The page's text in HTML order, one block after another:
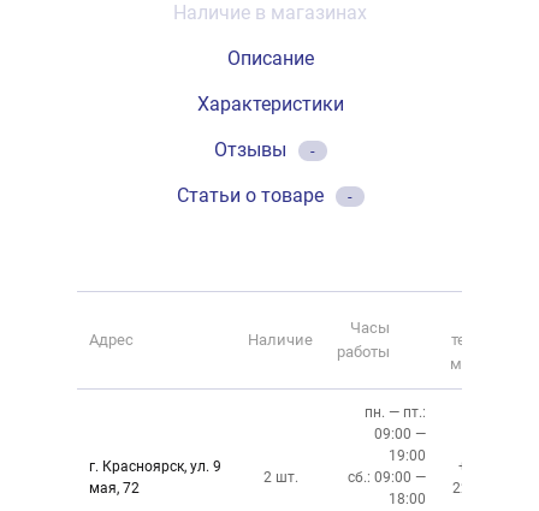
Наличие в магазинах
Описание
Характеристики
Отзывы
-
Статьи о товаре -
Адрес Наличие
Часы
работы
телефона
магазина
г. Красноярск, ул. 9
мая, 72
2 шт.
пн. — пт.:
09:00 —
19:00
сб.: 09:00 —
18:00
+7 (391)
228-6-608